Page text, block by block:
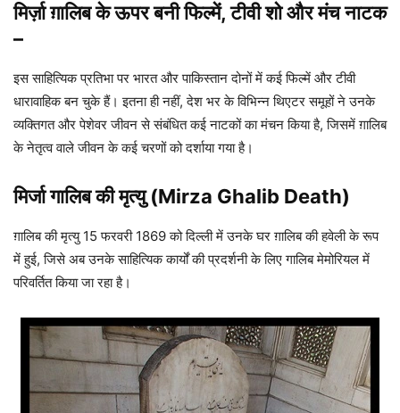
मिर्ज़ा ग़ालिबके ऊपर बनी फिल्में, टीवी शो और मंच नाटक
–
इस साहित्यिक प्रतिभा पर भारत और पाकिस्तान दोनों में कई फिल्में और टीवी
धारावाहिक बन चुके हैं। इतना ही नहीं, देश भर के विभिन्न थिएटर समूहों ने उनके
व्यक्तिगत और पेशेवर जीवन से संबंधित कई नाटकों का मंचन किया है, जिसमें ग़ालिब
के नेतृत्व वाले जीवन के कई चरणों को दर्शाया गया है।
मिर्जा गालिबकी मृत्यु (Mirza Ghalib Death)
ग़ालिब की मृत्यु 15 फरवरी 1869 को दिल्ली में उनके घर ग़ालिब की हवेली के रूप
में हुई, जिसे अब उनके साहित्यिक कार्यों की प्रदर्शनी के लिए गालिब मेमोरियल में
परिवर्तित किया जा रहा है।